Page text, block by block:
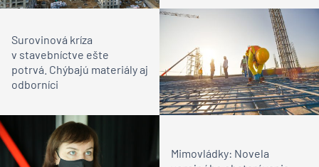
Surovinová kríza
v stavebníctve ešte
potrvá. Chýbajú materiály aj
odborníci
Mimovládky: Novela